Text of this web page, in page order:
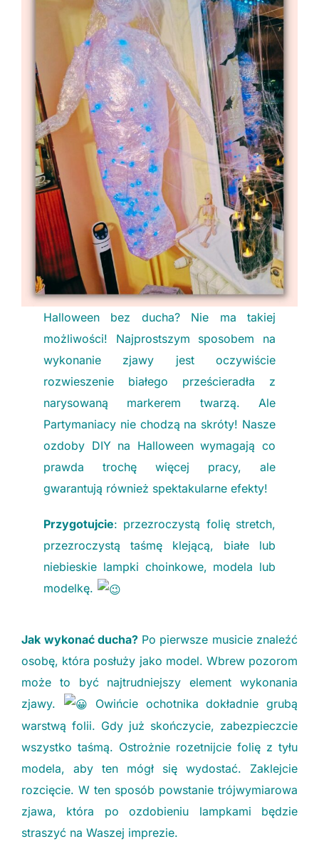
Halloween bez ducha? Nie ma takiej
możliwości! Najprostszym sposobem na
wykonanie zjawy jest oczywiście
rozwieszenie białego prześcieradła z
narysowaną markerem twarzą. Ale
Partymaniacy nie chodzą na skróty! Nasze
ozdoby DIY na Halloween wymagają co
prawda trochę więcej pracy, ale
gwarantują również spektakularne efekty!
Przygotujcie: przezroczystą folię stretch,
przezroczystą taśmę klejącą, białe lub
niebieskie lampki choinkowe, modela lub
modelkę.
Jak wykonać ducha? Po pierwsze musicie znaleźć
osobę, która posłuży jako model. Wbrew pozorom
może to być najtrudniejszy element wykonania
zjawy.
Owińcie ochotnika dokładnie grubą
warstwą folii. Gdy już skończycie, zabezpieczcie
wszystko taśmą. Ostrożnie rozetnijcie folię z tyłu
modela, aby ten mógł się wydostać. Zaklejcie
rozcięcie. W ten sposób powstanie trójwymiarowa
zjawa, która po ozdobieniu lampkami będzie
straszyć na Waszej imprezie.